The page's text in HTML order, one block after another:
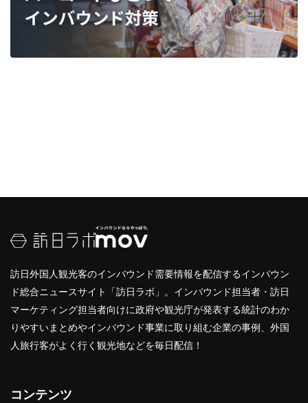
訪日外国人観光客のインバウンド需要情報を配信するインバウン
ド総合ニュースサイト「訪日ラボ」。インバウンド担当者・訪日
マーケティング担当者向けに政府や観光庁が発表する統計のわか
りやすいまとめやインバウンド事業に取り組む企業の事例、外国
人旅行客がよく行く観光地などを毎日配信！
コンテンツ